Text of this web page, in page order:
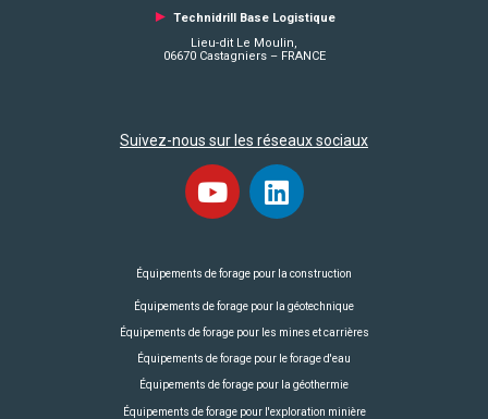
► Technidrill Base Logistique
Lieu-dit Le Moulin,
06670 Castagniers – FRANCE
Suivez-nous sur les réseaux sociaux
Équipements de forage pour la construction
Équipements de forage pour la géotechnique
Équipements de forage pour les mines et carrières
Équipements de forage pour le forage d'eau
Équipements de forage pour la géothermie
Équipements de forage pour l'exploration minière